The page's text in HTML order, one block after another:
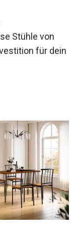
Stühle von
für dein